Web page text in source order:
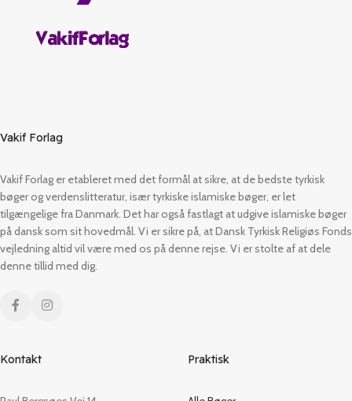
Vakif Forlag
Vakif Forlag er etableret med det formål at sikre, at de bedste tyrkisk
bøger og verdenslitteratur, især tyrkiske islamiske bøger, er let
tilgængelige fra Danmark. Det har også fastlagt at udgive islamiske bøger
på dansk som sit hovedmål. Vi er sikre på, at Dansk Tyrkisk Religiøs Fonds
vejledning altid vil være med os på denne rejse. Vi er stolte af at dele
denne tillid med dig.
Kontakt Praktisk